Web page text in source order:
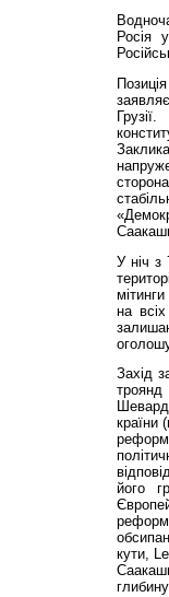
Росія
У ніч з
на
Захід
країни
його
кути,